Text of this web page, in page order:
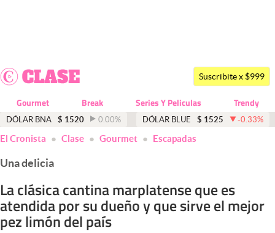
Dólar
Economía y Política
Finanzas y Mercados
Mercados Online
Negocios
Columnistas
Suscribite x $999
Gourmet Break Series Y Peliculas Trendy
DÓLAR BNA $ 1520 0.00% DÓLAR BLUE $ 1525 -0.33%
El Cronista Clase Gourmet Escapadas
Una delicia
La clásica cantina marplatense que es
atendida por su dueño y que sirve el mejor
pez limón del país